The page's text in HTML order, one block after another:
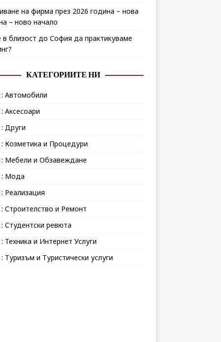
на фирма през 2026 година – нова
– ново начало
близост до София да практикуваме
КАТЕГОРИИТЕ НИ
Автомобили
Аксесоари
Други
Козметика и Процедури
: Мебели и Обзавеждане
: Мода
Реализация
Строителство и Ремонт
Студентски ревюта
Техника и Интернет Услуги
Туризъм и Туристически услуги